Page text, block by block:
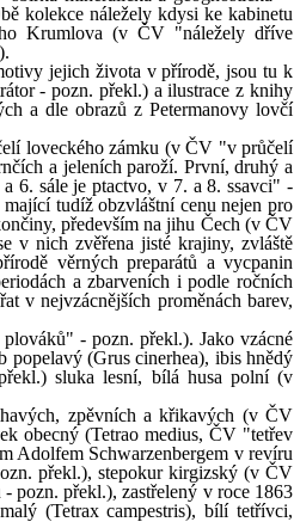
kolekce náležely kdysi ke kabinetu
Krumlova (v ČV "náležely dříve
jejich života v přírodě, jsou tu k
- pozn. překl.) a ilustrace z knihy
a dle obrazů z Petermanovy lovčí
loveckého zámku (v ČV "v průčelí
a jeleních paroží. První, druhý a
6. sále je ptactvo, v 7. a 8. ssavci" -
tudíž obzvláštní cenu nejen pro
především na jihu Čech (v ČV
v nich zvěřena jisté krajiny, zvláště
věrných preparátů a vycpanin
a zbarveních i podle ročních
v nejvzácnějších proměnách barev,
- pozn. překl.). Jako vzácné
popelavý (Grus cinerhea), ibis hnědý
sluka lesní, bílá husa polní (v
zpěvních a křikavých (v ČV
obecný (Tetrao medius, ČV "tetřev
Adolfem Schwarzenbergem v revíru
překl.), stepokur kirgizský (v ČV
pozn. překl.), zastřelený v roce 1863
(Tetrax campestris), bílí tetřívci,